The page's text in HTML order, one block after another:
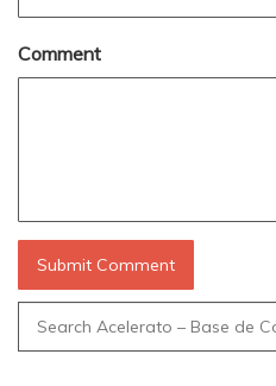
Comment
Search
for: